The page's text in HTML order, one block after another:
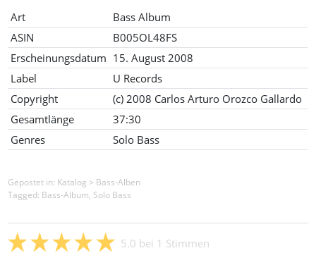
Art
Bass Album
ASIN
B005OL48FS
Erscheinungsdatum 15. August 2008
Label
U Records
Copyright
(c) 2008 Carlos Arturo Orozco Gallardo
Gesamtlänge
37:30
Genres
Solo Bass
Gepostet in: Katalog > Bass-Alben
Tagged: Bass-Album, Solo Bass
5.0 bei 1 Stimmen